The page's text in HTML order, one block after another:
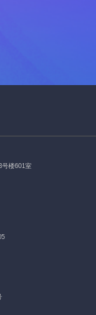
号楼601室